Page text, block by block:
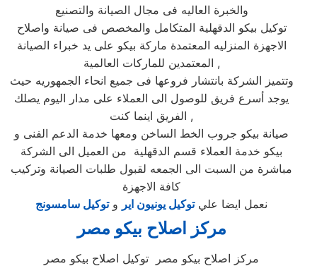
والخبرة العاليه فى مجال الصيانة والتصنيع
توكيل بيكو الدقهلية المتكامل والمخصص فى صيانة واصلاح
الاجهزة المنزليه المعتمدة ماركة بيكو على يد خبراء الصيانة
المعتمدين للماركات العالمية ,
وتتميز الشركة بانتشار فروعها فى جميع انحاء الجمهوريه حيث
يوجد أسرع فريق للوصول الى العملاء على مدار اليوم يصلك
الفريق اينما كنت ,
صيانة بيكو جروب الخط الساخن ومعها خدمة الدعم الفنى و
بيكو خدمة العملاء قسم الدقهلية من العميل الى الشركة
مباشرة من السبت الى الجمعه لقبول طلبات الصيانة وتركيب
كافة الاجهزة
نعمل ايضا عليتوكيل يونيون اير وتوكيل سامسونج
مركز اصلاح بيكو مصر
مركز اصلاح بيكو مصر توكيل اصلاح بيكو مصر